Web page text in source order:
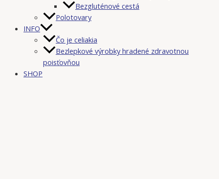
Bezgluténové cestá
Polotovary
INFO
Čo je celiakia
Bezlepkové výrobky hradené zdravotnou
poisťovňou
SHOP